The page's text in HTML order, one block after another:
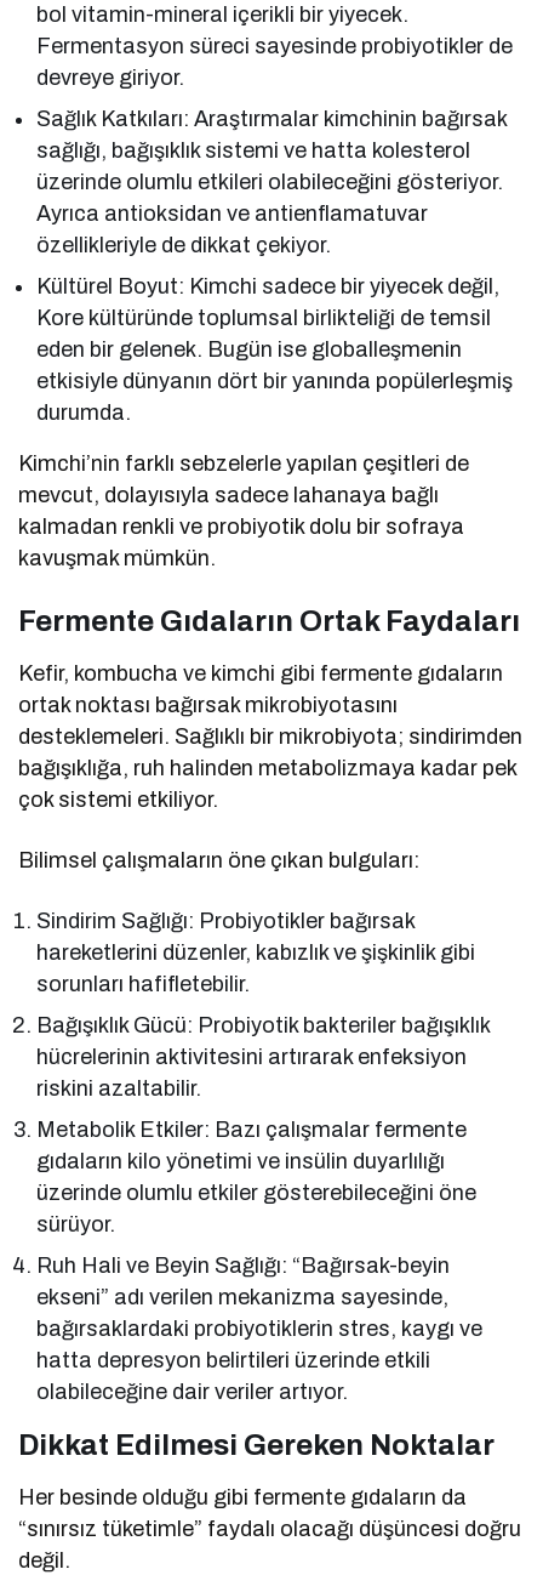
bol vitamin-mineral içerikli bir yiyecek.
Fermentasyon süreci sayesinde probiyotikler de
devreye giriyor.
Sağlık Katkıları: Araştırmalar kimchinin bağırsak
sağlığı, bağışıklık sistemi ve hatta kolesterol
üzerinde olumlu etkileri olabileceğini gösteriyor.
Ayrıca antioksidan ve antienflamatuvar
özellikleriyle de dikkat çekiyor.
Kültürel Boyut: Kimchi sadece bir yiyecek değil,
Kore kültüründe toplumsal birlikteliği de temsil
eden bir gelenek. Bugün ise globalleşmenin
etkisiyle dünyanın dört bir yanında popülerleşmiş
durumda.
Kimchi’nin farklı sebzelerle yapılan çeşitleri de
mevcut, dolayısıyla sadece lahanaya bağlı
kalmadan renkli ve probiyotik dolu bir sofraya
kavuşmak mümkün.
Fermente Gıdaların Ortak Faydaları
Kefir, kombucha ve kimchi gibi fermente gıdaların
ortak noktası bağırsak mikrobiyotasını
desteklemeleri. Sağlıklı bir mikrobiyota; sindirimden
bağışıklığa, ruh halinden metabolizmaya kadar pek
çok sistemi etkiliyor.
Bilimsel çalışmaların öne çıkan bulguları:
Sindirim Sağlığı: Probiyotikler bağırsak
hareketlerini düzenler, kabızlık ve şişkinlik gibi
sorunları hafifletebilir.
Bağışıklık Gücü: Probiyotik bakteriler bağışıklık
hücrelerinin aktivitesini artırarak enfeksiyon
riskini azaltabilir.
Metabolik Etkiler: Bazı çalışmalar fermente
gıdaların kilo yönetimi ve insülin duyarlılığı
üzerinde olumlu etkiler gösterebileceğini öne
sürüyor.
Ruh Hali ve Beyin Sağlığı: “Bağırsak-beyin
ekseni” adı verilen mekanizma sayesinde,
bağırsaklardaki probiyotiklerin stres, kaygı ve
hatta depresyon belirtileri üzerinde etkili
olabileceğine dair veriler artıyor.
Dikkat Edilmesi Gereken Noktalar
Her besinde olduğu gibi fermente gıdaların da
“sınırsız tüketimle” faydalı olacağı düşüncesi doğru
değil.